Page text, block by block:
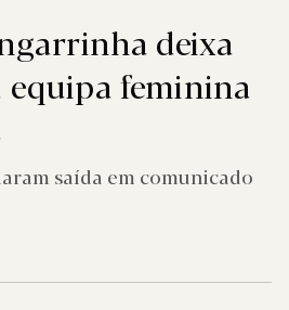
deixa
equipa feminina
saída em comunicado